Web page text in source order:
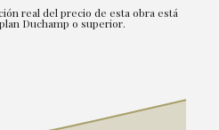
real del precio de esta obra está
Duchamp o superior.